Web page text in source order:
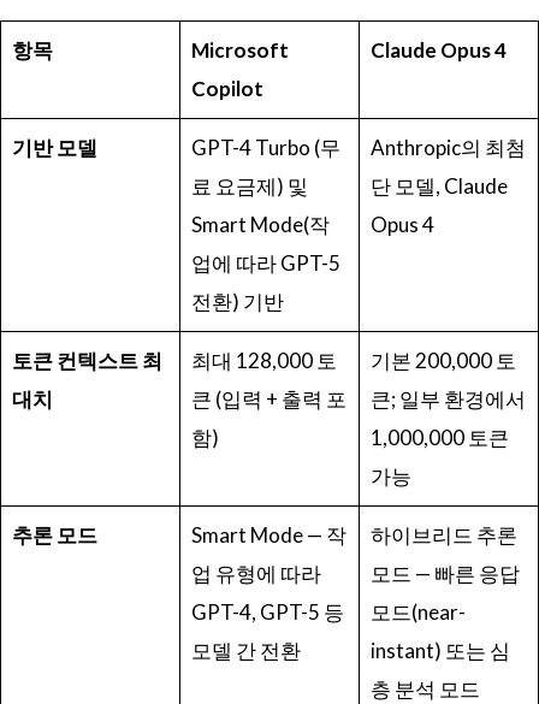
항목
Microsoft
Copilot
Claude Opus 4
기반 모델
GPT-4 Turbo (무
료 요금제) 및
Smart Mode(작
업에 따라 GPT-5
전환) 기반
Anthropic의 최첨
단 모델, Claude
Opus 4
토큰 컨텍스트 최
대치
최대 128,000 토
큰 (입력 + 출력 포
함)
기본 200,000 토
큰; 일부 환경에서
1,000,000 토큰
가능
추론 모드
Smart Mode — 작
업 유형에 따라
GPT-4, GPT-5 등
모델 간 전환
하이브리드 추론
모드 — 빠른 응답
모드(near-
instant) 또는 심
층 분석 모드